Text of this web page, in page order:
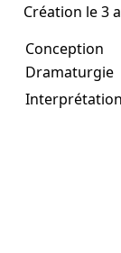
Création le3
Conception
Dramaturgie
Interprétation